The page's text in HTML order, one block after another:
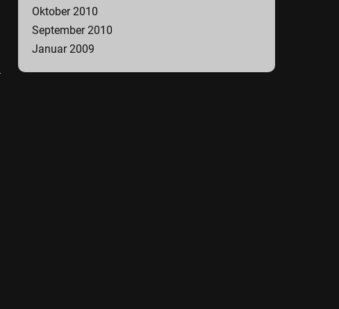
Oktober 2010
September 2010
Januar 2009